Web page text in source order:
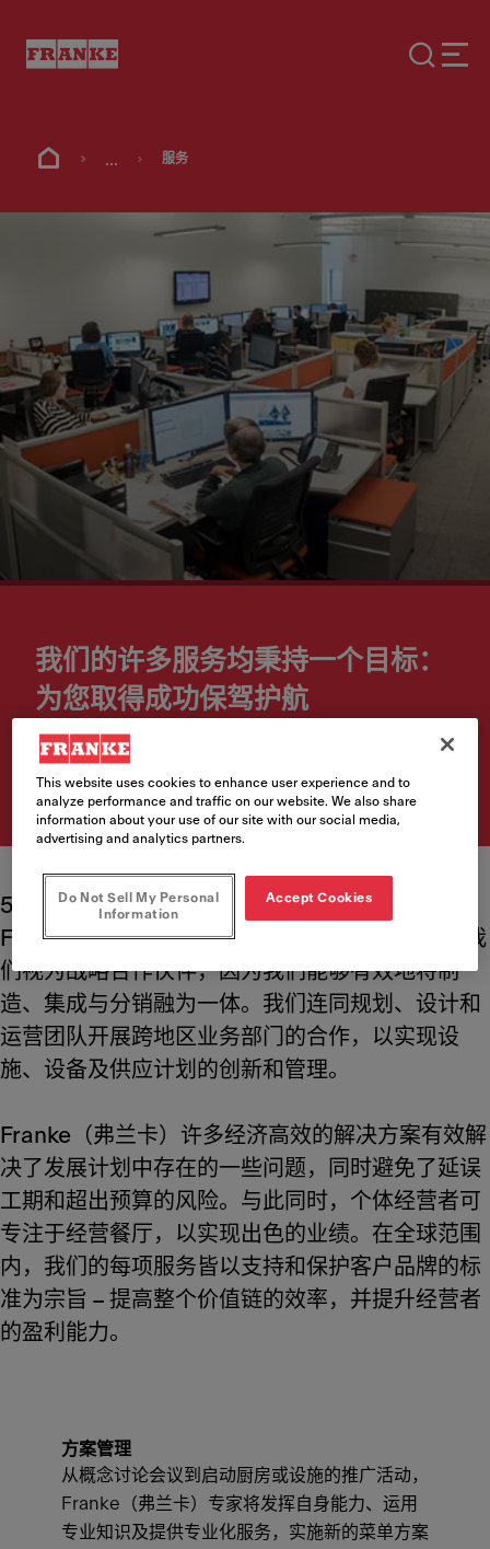
... 服务
我们的许多服务均秉持一个目标：
为您取得成功保驾护航
了解 Franke（弗兰卡）如何与您共同携手，为您改善
运营
50 多年来，全球许多餐饮服务品牌均选择
Franke（弗兰卡），以实现业务的发展。客户将我
们视为战略合作伙伴，因为我们能够有效地将制
造、集成与分销融为一体。我们连同规划、设计和
运营团队开展跨地区业务部门的合作，以实现设
施、设备及供应计划的创新和管理。
Franke（弗兰卡）许多经济高效的解决方案有效解
决了发展计划中存在的一些问题，同时避免了延误
工期和超出预算的风险。与此同时，个体经营者可
专注于经营餐厅，以实现出色的业绩。在全球范围
内，我们的每项服务皆以支持和保护客户品牌的标
准为宗旨 – 提高整个价值链的效率，并提升经营者
的盈利能力。
方案管理
从概念讨论会议到启动厨房或设施的推广活动，
Franke（弗兰卡）专家将发挥自身能力、运用
专业知识及提供专业化服务，实施新的菜单方案
This website uses cookies to enhance user experience and to
analyze performance and traffic on our website. We also share
information about your use of our site with our social media,
advertising and analytics partners.
Do Not Sell My Personal
Information
Accept Cookies